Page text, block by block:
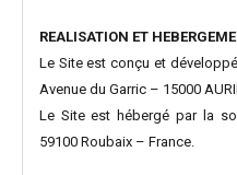
REALISATION ET
Le Site est conçu et
Avenue du Garric – 15000
Le Site est hébergé par la
59100 Roubaix – France.